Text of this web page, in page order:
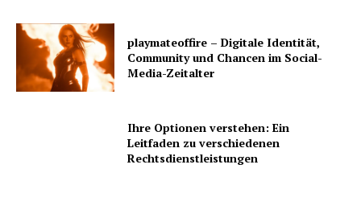
playmateoffire – Digitale Identität,
Community und Chancen im Social-
Media-Zeitalter
Ihre Optionen verstehen: Ein
Leitfaden zu verschiedenen
Rechtsdienstleistungen